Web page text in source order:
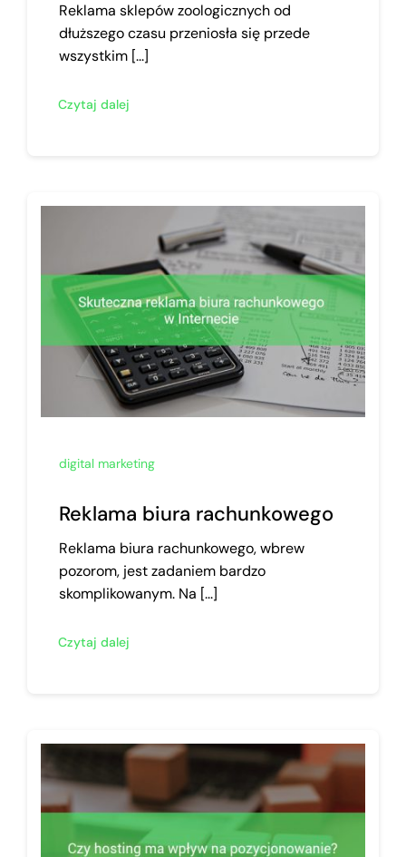
Reklama sklepów zoologicznych od
dłuższego czasu przeniosła się przede
wszystkim [...]
Czytaj dalej
digital marketing
Reklama biura rachunkowego
Reklama biura rachunkowego, wbrew
pozorom, jest zadaniem bardzo
skomplikowanym. Na [...]
Czytaj dalej